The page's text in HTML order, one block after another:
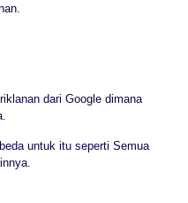
dari Google dimana
untuk itu seperti Semua